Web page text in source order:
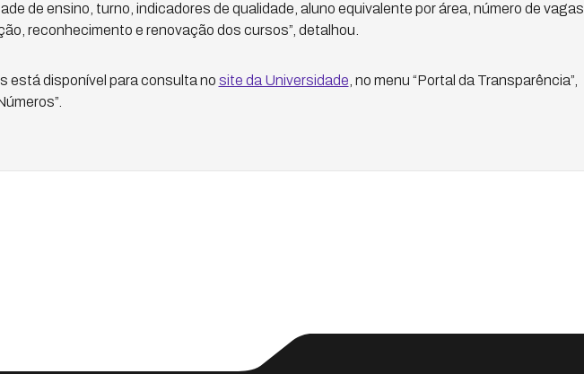
de ensino, turno, indicadores de qualidade, aluno equivalente por área, número de vagas,
reconhecimento e renovação dos cursos”, detalhou.
está disponível para consulta no site da Universidade , no menu “Portal da Transparência”,